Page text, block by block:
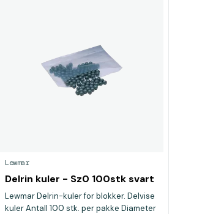
Lewmar
Delrin kuler - Sz0 100stk svart
Lewmar Delrin-kuler for blokker. Delvise
kuler Antall 100 stk. per pakke Diameter